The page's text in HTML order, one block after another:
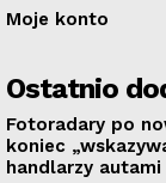
Moje konto
Ostatnio
Fotoradary po
koniec
handlarzy